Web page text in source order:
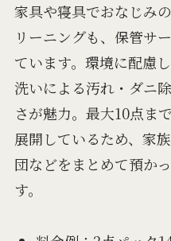
家具や寝具でおなじみ
リーニングも、保管サ
ています。環境に配慮
洗いによる汚れ・ダニ
さが魅力。最大10点ま
展開しているため、家
団などをまとめて預か
す。